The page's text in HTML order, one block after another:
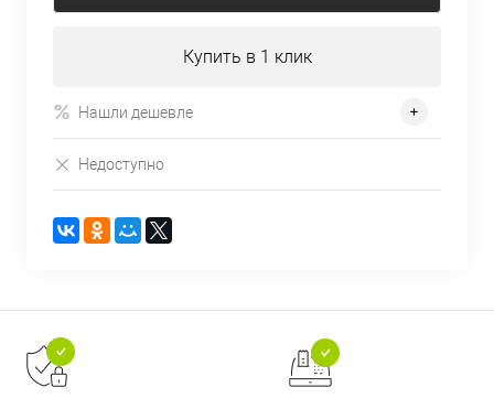
Купить в 1 клик
Нашли дешевле
Недоступно